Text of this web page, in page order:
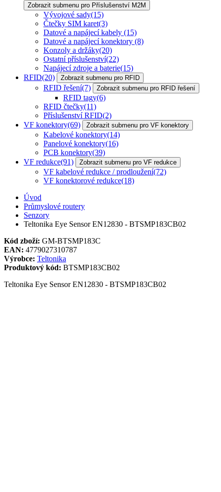
Zobrazit submenu pro Příslušenství M2M
Vývojové sady(15)
Čtečky SIM karet(3)
Datové a napájecí kabely (15)
Datové a napájecí konektory (8)
Konzoly a držáky(20)
Ostatní příslušenství(22)
Napájecí zdroje a baterie(15)
RFID(20) Zobrazit submenu pro RFID
RFID řešení(7) Zobrazit submenu pro RFID řešení
RFID tagy(6)
RFID čtečky(11)
Příslušenství RFID(2)
VF konektory(69) Zobrazit submenu pro VF konektory
Kabelové konektory(14)
Panelové konektory(16)
PCB konektory(39)
VF redukce(91) Zobrazit submenu pro VF redukce
VF kabelové redukce / prodloužení(72)
VF konektorové redukce(18)
Úvod
Průmyslové routery
Senzory
Teltonika Eye Sensor EN12830 - BTSMP183CB02
Kód zboží: GM-BTSMP183C
EAN: 4779027310787
Výrobce: Teltonika
Produktový kód: BTSMP183CB02
Teltonika Eye Sensor EN12830 - BTSMP183CB02